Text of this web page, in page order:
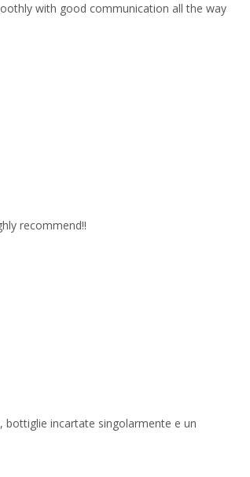
with good communication all the way
recommend!!
incartate singolarmente e un